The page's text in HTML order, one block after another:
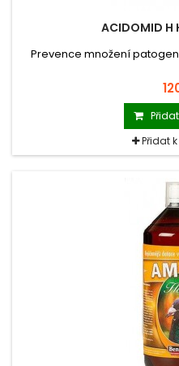
ACIDOMID H
Prevence množení
Přidat